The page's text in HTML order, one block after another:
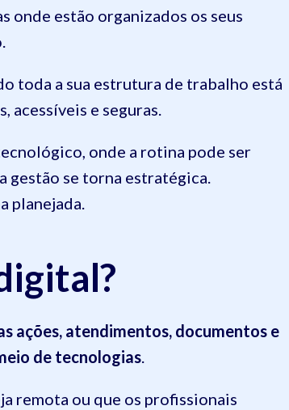
onde estão organizados os seus
toda a sua estrutura de trabalho está
acessíveis e seguras.
onde a rotina pode ser
gestão se torna estratégica.
planejada.
ações, atendimentos, documentos e
de tecnologias.
remota ou que os profissionais